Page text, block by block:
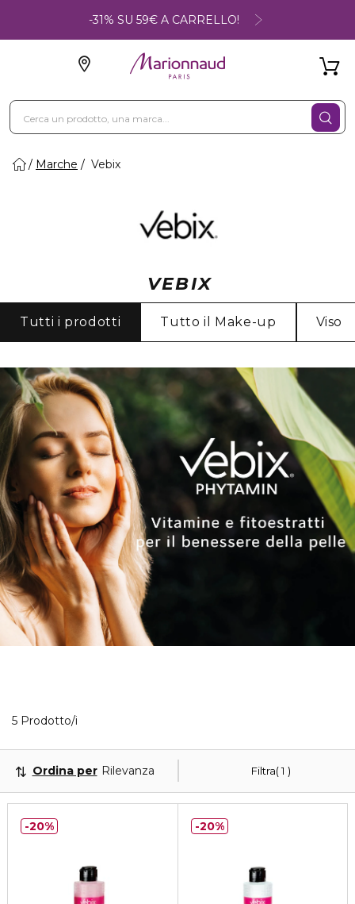
-31% SU 59€ A CARRELLO!
Marche Vebix
VEBIX
Tutti i prodotti Tutto il Make-up Viso
5 Prodotto/i
Filtra 1
Ordina per Rilevanza
20% 20%